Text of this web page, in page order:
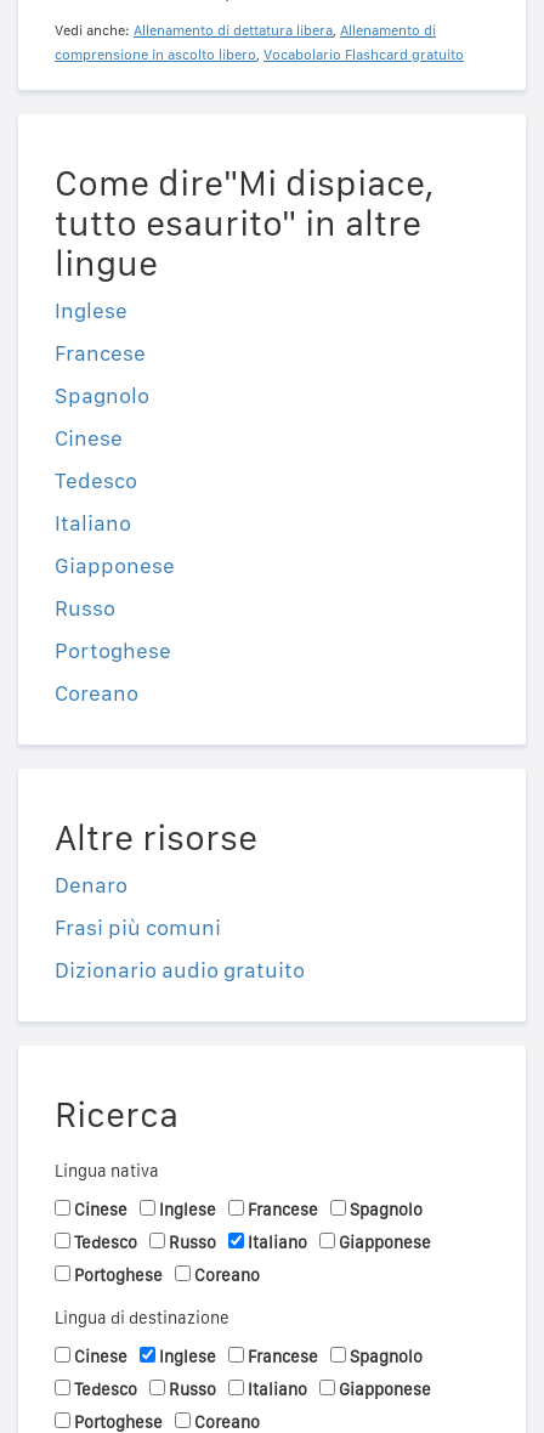
Vedi anche: Allenamento di dettatura libera, Allenamento di
comprensione in ascolto libero, Vocabolario Flashcard gratuito
Come dire"Mi dispiace,
tutto esaurito" in altre
lingue
Inglese
Francese
Spagnolo
Cinese
Tedesco
Italiano
Giapponese
Russo
Portoghese
Coreano
Altre risorse
Denaro
Frasi più comuni
Dizionario audio gratuito
Ricerca
Lingua nativa
Cinese
Inglese Francese
Spagnolo
Tedesco
Russo Italiano
Giapponese
Portoghese
Coreano
Lingua di destinazione
Cinese
Inglese Francese
Spagnolo
Tedesco
Russo Italiano
Giapponese
Portoghese
Coreano